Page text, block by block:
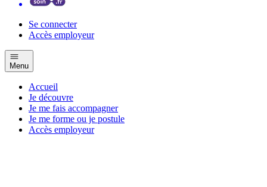
Se connecter
Accès employeur
Menu
Accueil
Je découvre
Je me fais accompagner
Je me forme ou je postule
Accès employeur